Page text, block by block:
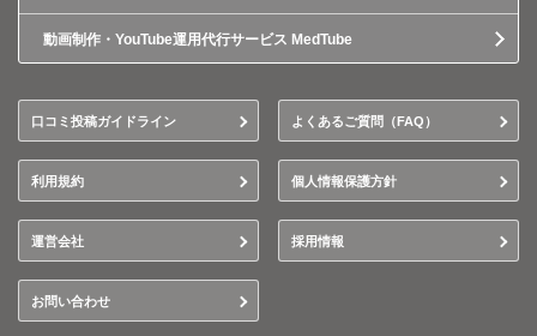
動画制作・YouTube運用代行サービス MedTube
口コミ投稿ガイドライン よくあるご質問（FAQ）
利用規約 個人情報保護方針
運営会社 採用情報
お問い合わせ